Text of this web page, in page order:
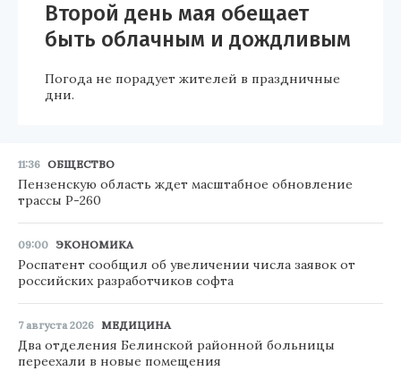
Второй день мая обещает
быть облачным и дождливым
Погода не порадует жителей в праздничные
дни.
11:36 ОБЩЕСТВО
Пензенскую область ждет масштабное обновление
трассы Р-260
09:00 ЭКОНОМИКА
Роспатент сообщил об увеличении числа заявок от
российских разработчиков софта
7 августа 2026 МЕДИЦИНА
Два отделения Белинской районной больницы
переехали в новые помещения